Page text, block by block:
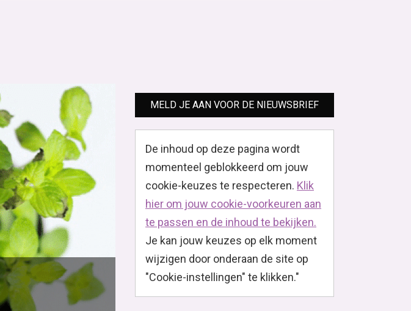
MELD JE AAN VOOR DE NIEUWSBRIEF
De inhoud op deze pagina wordt
momenteel geblokkeerd om jouw
cookie-keuzes te respecteren. Klik
hier om jouw cookie-voorkeuren aan
te passen en de inhoud te bekijken.
Je kan jouw keuzes op elk moment
wijzigen door onderaan de site op
"Cookie-instellingen" te klikken."